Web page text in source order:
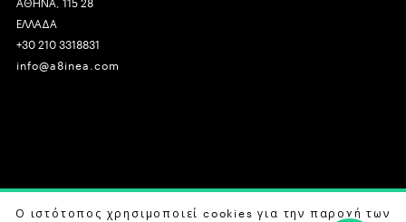
ΕΛΛΑΔΑ
+30 210 3318831
info@a8inea.com
COPYRIGHT © 2026 αθηΝΕΑ, ALL RIGHTS RESERVED.
Ο ιστότοπος χρησιμοποιεί cookies για την παροχή των